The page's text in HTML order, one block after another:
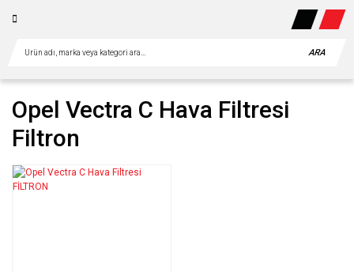
ARA
Opel Vectra C Hava Filtresi
Filtron